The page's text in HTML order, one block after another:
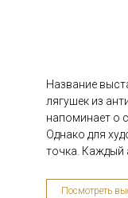
Посмотреть
Название
лягушек из
напоминает о
Однако для
точка. Каждый